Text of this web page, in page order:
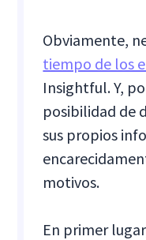
Obviamente,
tiempo de los
Insightful. Y,
posibilidad de
sus propios
motivos.
En primer